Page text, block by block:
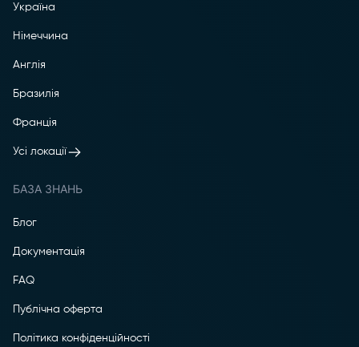
Україна
Німеччина
Англія
Бразилія
Франція
Усі локації
БАЗА ЗНАНЬ
Блог
Документація
FAQ
Публічна оферта
Політика конфіденційності